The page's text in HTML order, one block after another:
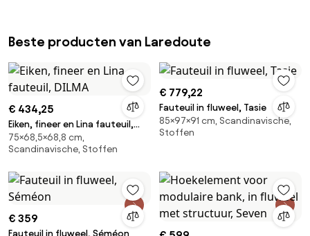
Beste producten van Laredoute
€ 434,25
Eiken, fineer en Lina fauteuil,
DILMA
75×68,5×68,8 cm,
Scandinavische, Stoffen
€ 779,22
Fauteuil in fluweel, Tasie
85×97×91 cm, Scandinavische,
Stoffen
€ 359
Fauteuil in fluweel, Séméon